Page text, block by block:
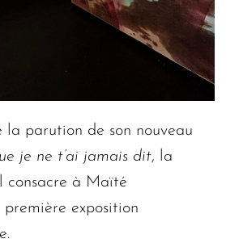
la parution de son nouveau
je ne t’ai jamais dit, la
consacre à Maïté
première exposition